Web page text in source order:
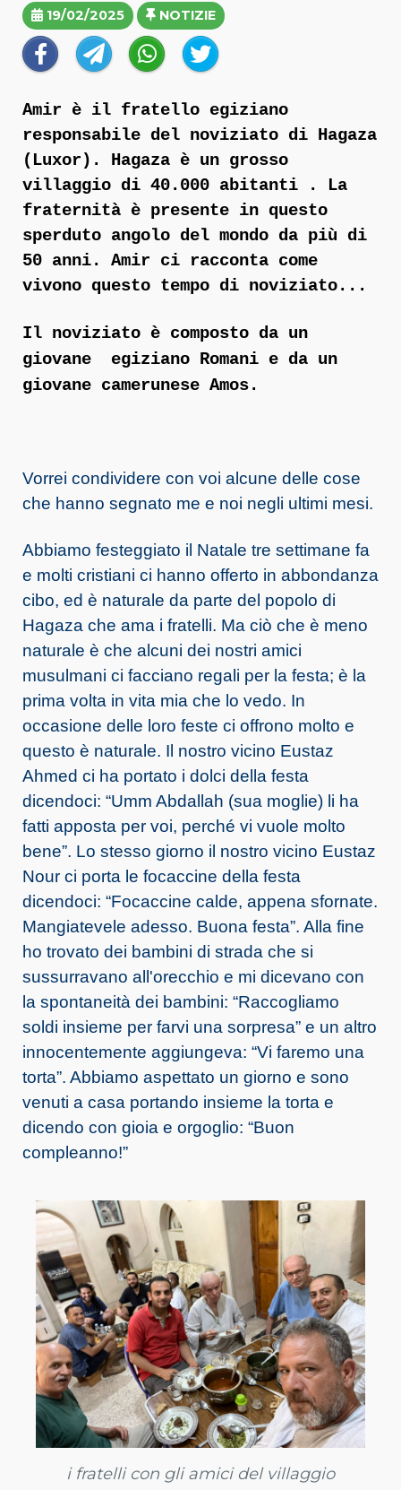
19/02/2025 NOTIZIE
Amir è il fratello egiziano
responsabile del noviziato di Hagaza
(Luxor). Hagaza è un grosso
villaggio di 40.000 abitanti . La
fraternità è presente in questo
sperduto angolo del mondo da più di
50 anni. Amir ci racconta come
vivono questo tempo di noviziato...
Il noviziato è composto da un
giovane egiziano Romani e da un
giovane camerunese Amos.
Vorrei condividere con voi alcune delle cose
che hanno segnato me e noi negli ultimi mesi.
Abbiamo festeggiato il Natale tre settimane fa
e molti cristiani ci hanno offerto in abbondanza
cibo, ed è naturale da parte del popolo di
Hagaza che ama i fratelli. Ma ciò che è meno
naturale è che alcuni dei nostri amici
musulmani ci facciano regali per la festa; è la
prima volta in vita mia che lo vedo. In
occasione delle loro feste ci offrono molto e
questo è naturale. Il nostro vicino Eustaz
Ahmed ci ha portato i dolci della festa
dicendoci: “Umm Abdallah (sua moglie) li ha
fatti apposta per voi, perché vi vuole molto
bene”. Lo stesso giorno il nostro vicino Eustaz
Nour ci porta le focaccine della festa
dicendoci: “Focaccine calde, appena sfornate.
Mangiatevele adesso. Buona festa”. Alla fine
ho trovato dei bambini di strada che si
sussurravano all'orecchio e mi dicevano con
la spontaneità dei bambini: “Raccogliamo
soldi insieme per farvi una sorpresa” e un altro
innocentemente aggiungeva: “Vi faremo una
torta”. Abbiamo aspettato un giorno e sono
venuti a casa portando insieme la torta e
dicendo con gioia e orgoglio: “Buon
compleanno!”
i fratelli con gli amici del villaggio